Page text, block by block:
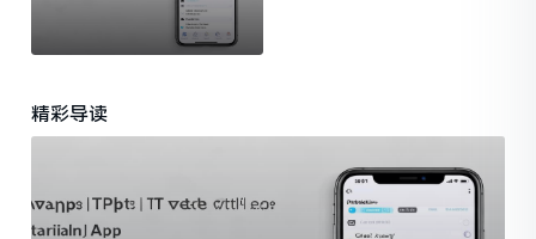
一文给你说清楚
精彩导读